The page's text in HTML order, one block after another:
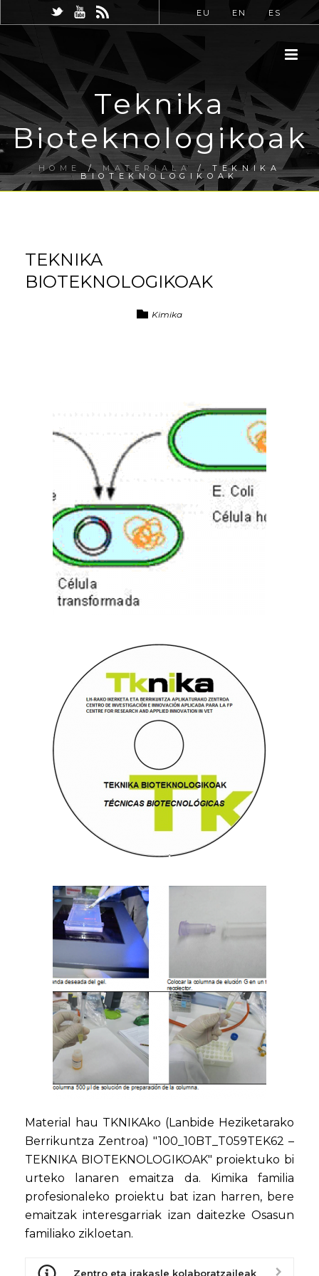
EU EN ES
Teknika
Bioteknologikoak
HOME / MATERIALA / TEKNIKA
BIOTEKNOLOGIKOAK
TEKNIKA
BIOTEKNOLOGIKOAK
Kimika
Material hau TKNIKAko (Lanbide Heziketarako
Berrikuntza Zentroa) "100_10BT_T059TEK62 –
TEKNIKA BIOTEKNOLOGIKOAK" proiektuko bi
urteko lanaren emaitza da. Kimika familia
profesionaleko proiektu bat izan harren, bere
emaitzak interesgarriak izan daitezke Osasun
familiako zikloetan.
Zentro eta irakasle kolaboratzaileak